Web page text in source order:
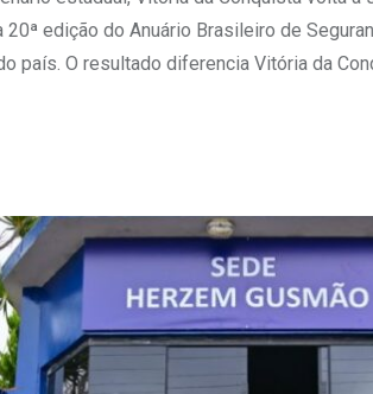
20ª edição do Anuário Brasileiro de
país. O resultado diferencia Vitória da